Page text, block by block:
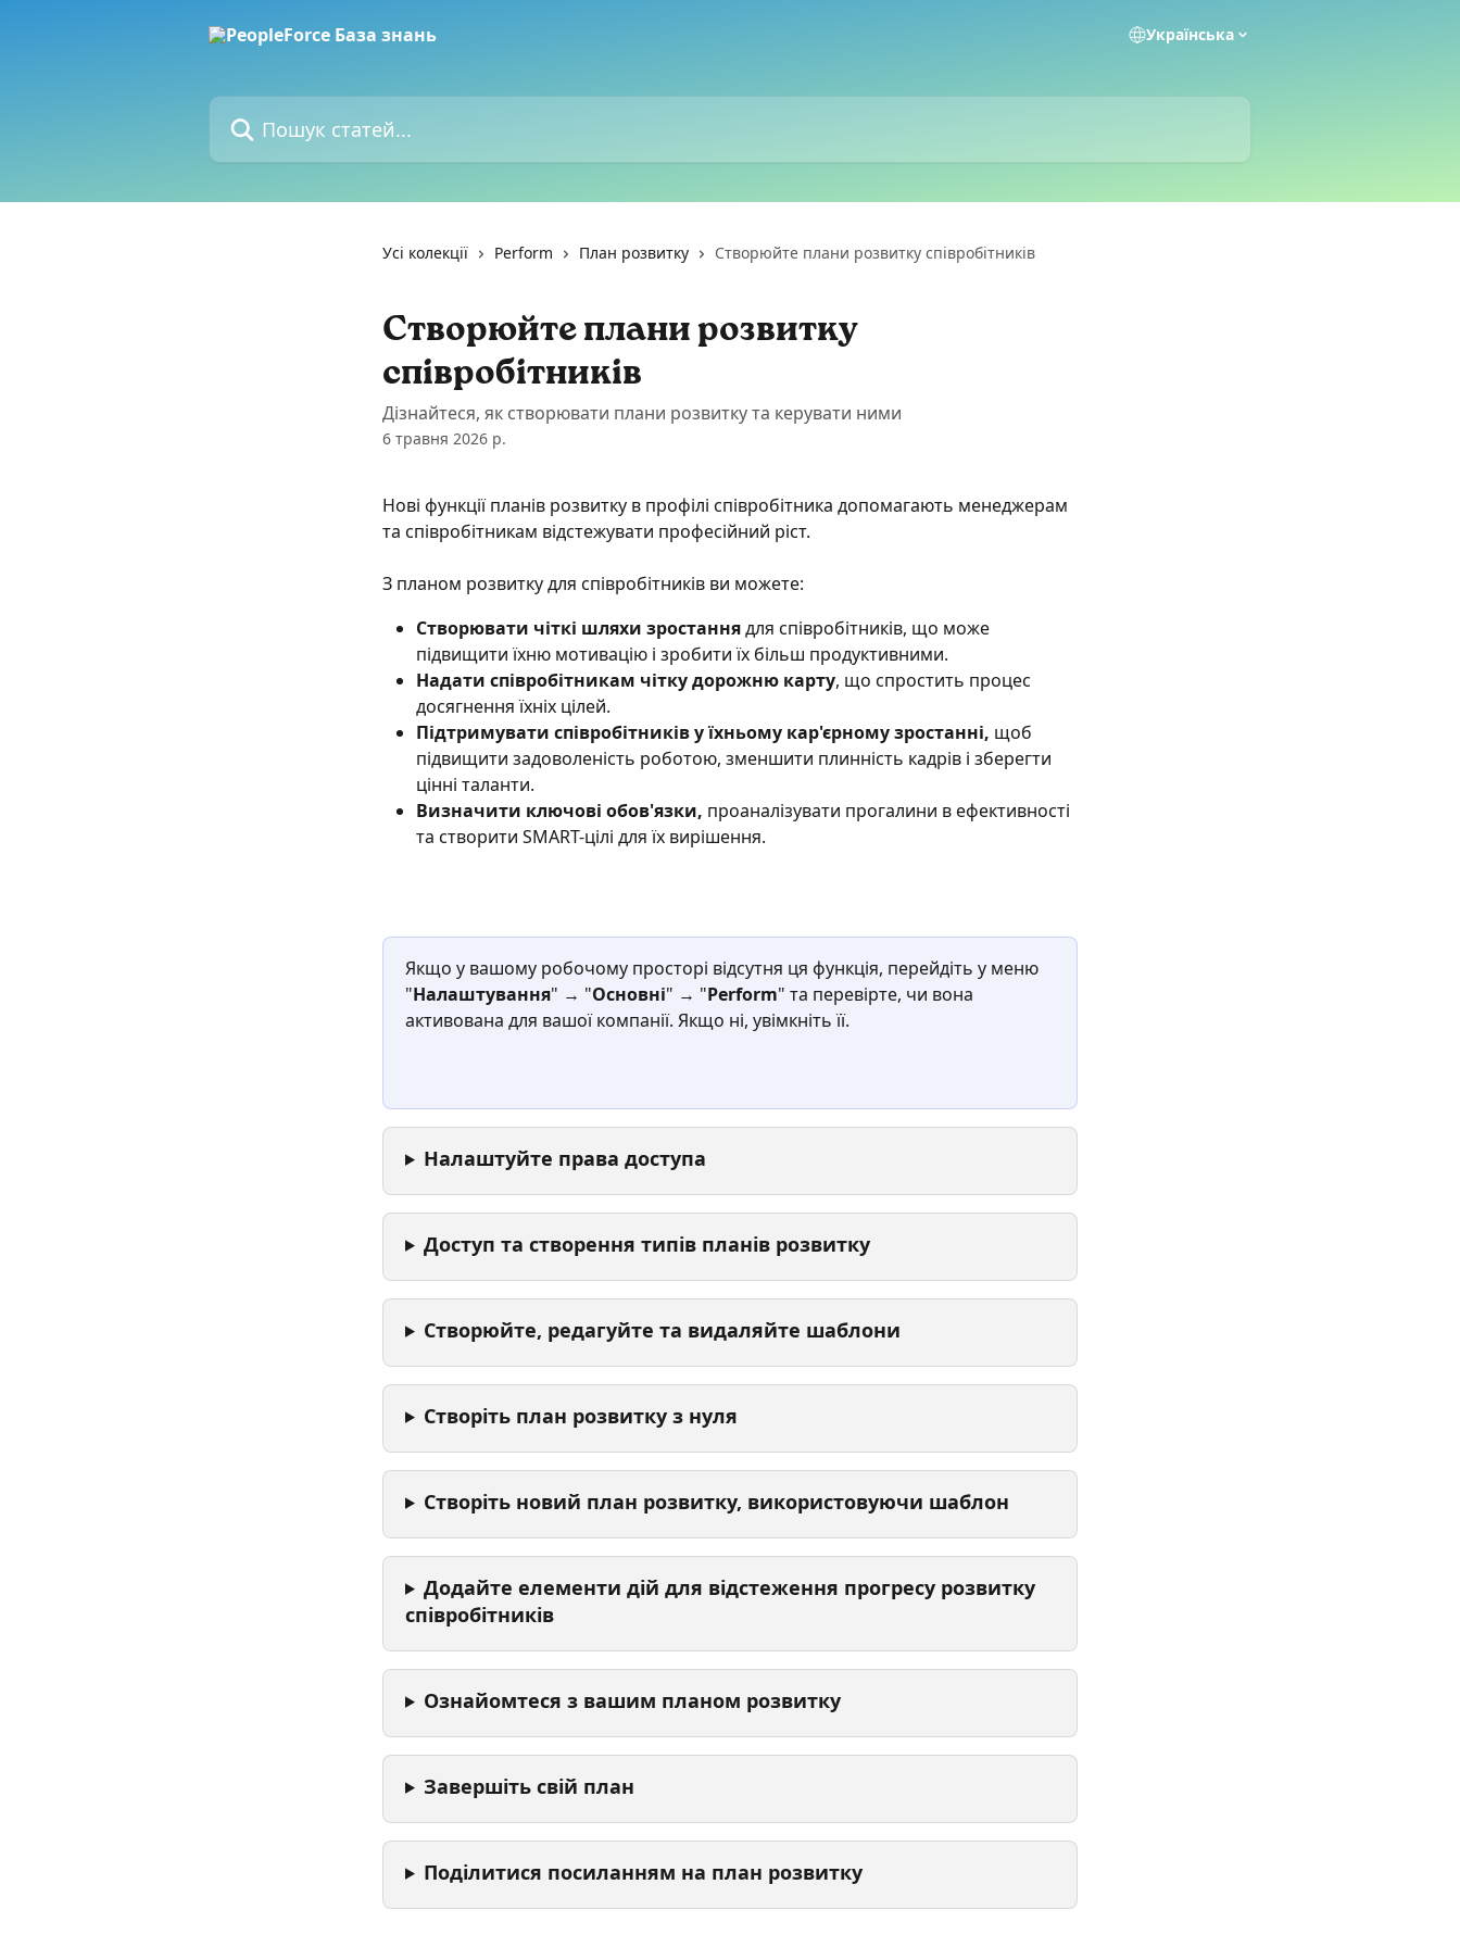
Українська
Пошук статей...
Усі колекції Perform План розвитку Створюйте плани розвитку співробітників
Створюйте плани розвитку
співробітників
Дізнайтеся, як створювати плани розвитку та керувати ними
6 травня 2026 р.
Нові функції планів розвитку в профілі співробітника допомагають менеджерам
та співробітникам відстежувати професійний ріст.
З планом розвитку для співробітників ви можете:
Створювати чіткі шляхи зростання для співробітників, що може
підвищити їхню мотивацію і зробити їх більш продуктивними.
Надати співробітникам чітку дорожню карту, що спростить процес
досягнення їхніх цілей.
Підтримувати співробітників у їхньому кар'єрному зростанні, щоб
підвищити задоволеність роботою, зменшити плинність кадрів і зберегти
цінні таланти.
Визначити ключові обов'язки, проаналізувати прогалини в ефективності
та створити SMART-цілі для їх вирішення.
Якщо у вашому робочому просторі відсутня ця функція, перейдіть у меню
"Налаштування" → "Основні" → "Perform" та перевірте, чи вона
активована для вашої компанії. Якщо ні, увімкніть її.
Налаштуйте права доступа
Доступ та створення типів планів розвитку
Створюйте, редагуйте та видаляйте шаблони
Створіть план розвитку з нуля
Створіть новий план розвитку, використовуючи шаблон
Додайте елементи дій для відстеження прогресу розвитку
співробітників
Ознайомтеся з вашим планом розвитку
Завершіть свій план
Поділитися посиланням на план розвитку